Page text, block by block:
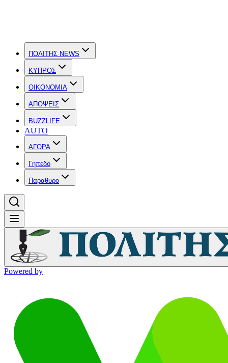
ΠΟΛΙΤΗΣ NEWS
ΚΥΠΡΟΣ
OIKONOMIA
ΑΠΟΨΕΙΣ
BUZZLIFE
AUTO
ΑΓΟΡΑ
Γηπεδο
Παραθυρο
Powered by